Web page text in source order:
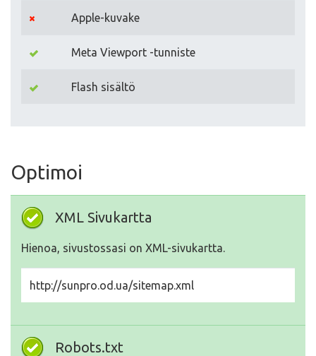
Apple-kuvake
Meta Viewport -tunniste
Flash sisältö
Optimoi
XML Sivukartta
Hienoa, sivustossasi on XML-sivukartta.
http://sunpro.od.ua/sitemap.xml
Robots.txt